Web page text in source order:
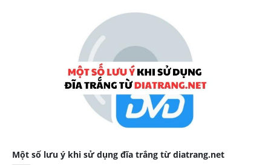
Một số lưu ý khi sử dụng đĩa trắng từ diatrang.net